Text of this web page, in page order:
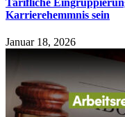
Karrierehemmnis sein
Januar 18, 2026